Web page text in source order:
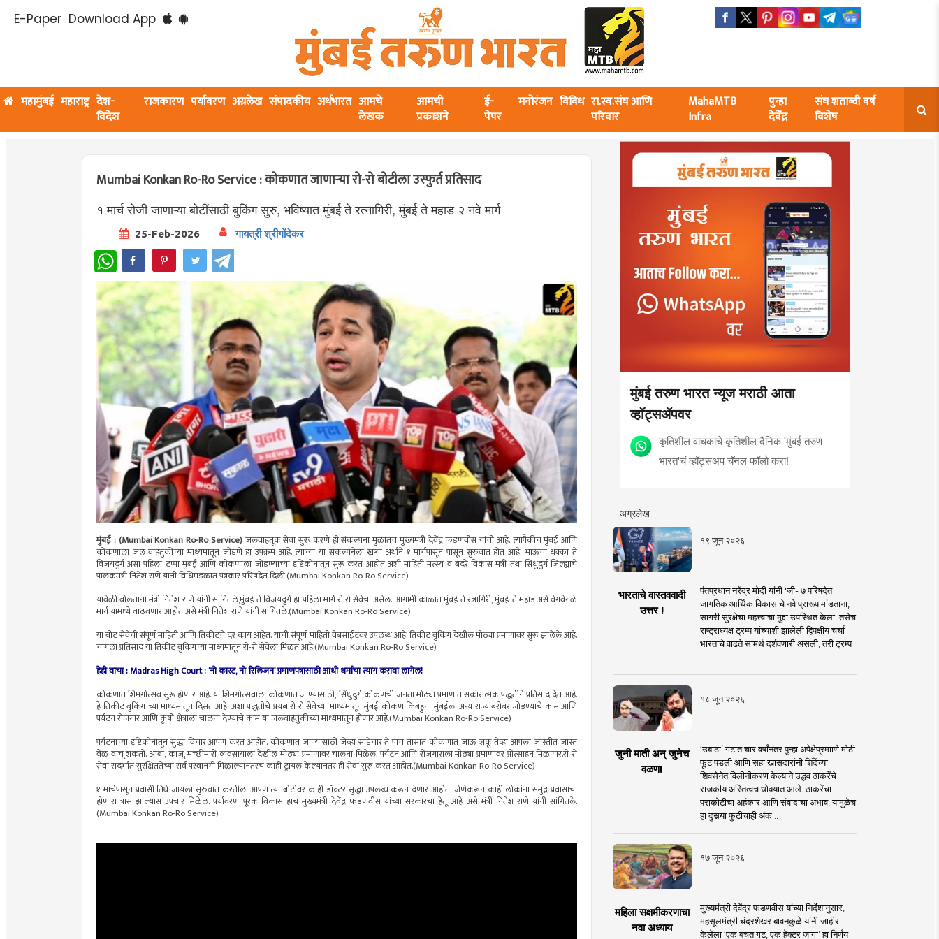
E-Paper Download App
महामुंबई महाराष्ट्र देश-
विदेश
राजकारण पर्यावरण अग्रलेख संपादकीय अर्थभारत आमचे
लेखक
आमची
प्रकाशने
ई-
पेपर
मनोरंजन विविध रा.स्व.संघ आणि
परिवार
MahaMTB
Infra
पुन्हा
देवेंद्र
संघ शताब्दी वर्ष
विशेष
Mumbai Konkan Ro-Ro Service : कोकणात जाणाऱ्या रो-रो बोटीला उस्फुर्त प्रतिसाद
१ मार्च रोजी जाणाऱ्या बोटींसाठी बुकिंग सुरु, भविष्यात मुंबई ते रत्नागिरी, मुंबई ते महाड २ नवे मार्ग
25-Feb-2026 गायत्री श्रीगोंदेकर
WhatsApp
मुंबई : (Mumbai Konkan Ro-Ro Service)जलवाहतूक सेवा सुरू करणे ही संकल्पना मुळातच मुख्यमंत्री देवेंद्र फडणवीस यांची आहे. त्यापैकीच मुंबई आणि
कोकणाला जल वाहतुकीच्या माध्यमातून जोडणे हा उपक्रम आहे. त्यांच्या या संकल्पनेला खऱ्या अर्थाने १ मार्चपासून पासून सुरुवात होत आहे. भाऊचा धक्का ते
विजयदुर्ग असा पहिला टप्पा मुंबई आणि कोकणाला जोडण्याच्या दृष्टिकोनातून सुरू करत आहोत अशी माहिती मत्स्य व बंदरे विकास मंत्री तथा सिंधुदुर्ग जिल्ह्याचे
पालकमंत्री नितेश राणे यांनी विधिमंडळात पत्रकार परिषदेत दिली.(Mumbai Konkan Ro-Ro Service)
यावेळी बोलताना मंत्री नितेश राणे यांनी सांगितले,मुंबई ते विजयदुर्ग हा पहिला मार्ग रो रो सेवेचा असेल. आगामी काळात मुंबई ते रत्नागिरी, मुंबई ते महाड असे वेगवेगळे
मार्ग यामध्ये वाढवणार आहोत असे मंत्री नितेश राणे यांनी सांगितले.(Mumbai Konkan Ro-Ro Service)
या बोट सेवेची संपूर्ण माहिती आणि तिकीटचे दर काय आहेत. याची संपूर्ण माहिती वेबसाईटवर उपलब्ध आहे. तिकीट बुकिंग देखील मोठ्या प्रमाणावर सुरू झालेले आहे.
चांगला प्रतिसाद या तिकीट बुकिंगच्या माध्यमातून रो-रो सेवेला मिळत आहे.(Mumbai Konkan Ro-Ro Service)
हेही वाचा :Madras High Court : ‘नो कास्ट, नो रिलिजन’ प्रमाणपत्रासाठी आधी धर्माचा त्याग करावा लागेल!
कोकणात शिमगोत्सव सुरू होणार आहे. या शिमगोत्सवाला कोकणात जाण्यासाठी, सिंधुदुर्ग कोकणची जनता मोठ्या प्रमाणात सकारात्मक पद्धतीने प्रतिसाद देत आहे.
हे तिकीट बुकिंग च्या माध्यमातून दिसत आहे. अशा पद्धतीचे प्रयत्न रो रो सेवेच्या माध्यमातून मुंबई कोकण किंबहुना मुंबईला अन्य राज्यांबरोबर जोडण्याचे काम आणि
पर्यटन रोजगार आणि कृषी क्षेत्राला चालना देण्याचे काम या जलवाहतुकीच्या माध्यमातून होणार आहे.(Mumbai Konkan Ro-Ro Service)
पर्यटनाच्या दृष्टिकोनातून सुद्धा विचार आपण करत आहोत. कोकणात जाण्यासाठी जेव्हा साडेचार ते पाच तासात कोकणात जाऊ शकू तेव्हा आपला जास्तीत जास्त
वेळ वाचू शकतो. आंबा, काजू, मच्छीमारी व्यवसायाला देखील मोठ्या प्रमाणावर चालना मिळेल. पर्यटन आणि रोजगाराला मोठ्या प्रमाणावर प्रोत्साहन मिळणार.रो रो
सेवा संदर्भात सुरक्षिततेच्या सर्व परवानगी मिळाल्यानंतरच काही ट्रायल केल्यानंतर ही सेवा सुरू करत आहोत.(Mumbai Konkan Ro-Ro Service)
१ मार्चपासून प्रवासी तिथे जायला सुरुवात करतील. आपण त्या बोटीवर काही डॉक्टर सुद्धा उपलब्ध करून देणार आहोत. जेणेकरून काही लोकांना समुद्र प्रवासाचा
होणारा त्रास झाल्यास उपचार मिळेल. पर्यावरण पूरक विकास हाच मुख्यमंत्री देवेंद्र फडणवीस यांच्या सरकारचा हेतू आहे असे मंत्री नितेश राणे यांनी सांगितले.
(Mumbai Konkan Ro-Ro Service)
मुंबई तरुण भारत न्यूज मराठी आता
व्हॉट्सॲपवर
कृतिशील वाचकांचे कृतिशील दैनिक 'मुंबई तरुण
भारत'चं व्हॉट्सअप चॅनल फॉलो करा!
अग्रलेख
१९ जून २०२६
भारताचे वास्तववादी
उत्तर !
पंतप्रधान नरेंद्र मोदी यांनी 'जी- ७ परिषदेत
जागतिक आर्थिक विकासाचे नवे प्रारूप मांडताना,
सागरी सुरक्षेचा महत्त्वाचा मुद्दा उपस्थित केला. तसेच
राष्ट्राध्यक्ष ट्रम्प यांच्याशी झालेली द्विपक्षीय चर्चा
भारताचे वाढते सामर्थ दर्शवणारी असली, तरी ट्रम्प
१८ जून २०२६
जुनी माती अन् जुनेच
वळण!
‘उबाठा’ गटात चार वर्षांनंतर पुन्हा अपेक्षेप्रमााणे मोठी
फूट पडली आणि सहा खासदारांनी शिंदेंच्या
शिवसेनेत विलीनीकरण केल्याने उद्धव ठाकरेंचे
राजकीय अस्तित्वच धोक्यात आले. ठाकरेंचा
पराकोटीचा अहंकार आणि संवादाचा अभाव, यामुळेच
हा दुसर्‍या फुटीचाही अंक ..
१७ जून २०२६
महिला सक्षमीकरणाचा
नवा अध्याय
मुख्यमंत्री देवेंद्र फडणवीस यांच्या निर्देशानुसार,
महसूलमंत्री चंद्रशेखर बावनकुळे यांनी जाहीर
केलेला ‘एक बचत गट, एक हेक्टर जागा’ हा निर्णय